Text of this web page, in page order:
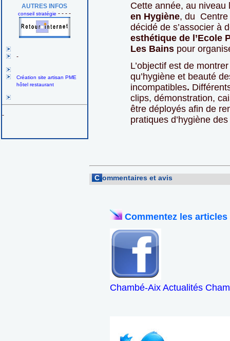
AUTRES INFOS
conseil stratégie - - - -
-
Création site artisan PME
hôtel restaurant
-
Cette année, au
en Hygiène, du Centre
décidé de s’associer à
esthétique de l’Ecole
Les Bains pour
L’objectif est de
qu’hygiène et beauté
incompatibles.
clips, démonstration,
être déployés afin de
pratiques d’hygiène
C ommentaires et avis
Commentez les
Chambé-Aix Actualités